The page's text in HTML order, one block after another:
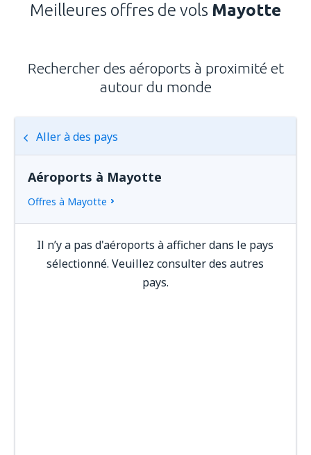
Meilleures offres de vols Mayotte
Rechercher des aéroports à proximité et
autour du monde
Aller à des pays
Aéroports à Mayotte
Offres à Mayotte
Il n’y a pas d'aéroports à afficher dans le pays
sélectionné. Veuillez consulter des autres
pays.